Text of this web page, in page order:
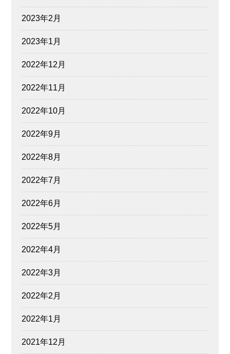
2023年2月
2023年1月
2022年12月
2022年11月
2022年10月
2022年9月
2022年8月
2022年7月
2022年6月
2022年5月
2022年4月
2022年3月
2022年2月
2022年1月
2021年12月